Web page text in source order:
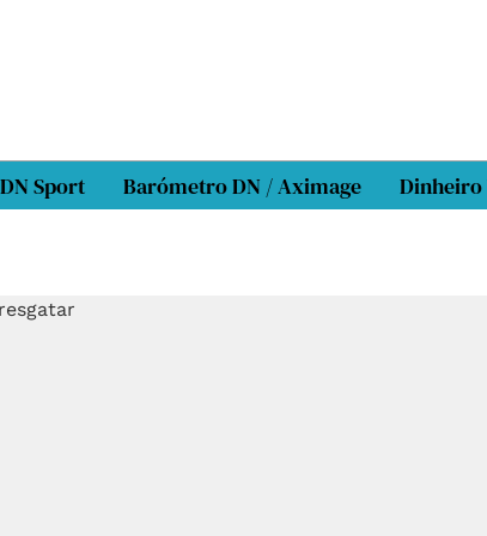
DN Sport Barómetro DN / Aximage Dinheiro